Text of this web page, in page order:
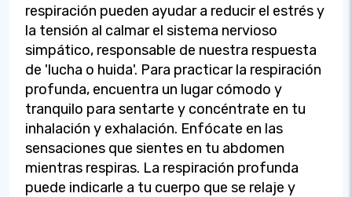
respiración pueden ayudar a reducir el estrés y
la tensión al calmar el sistema nervioso
simpático, responsable de nuestra respuesta
de 'lucha o huida'. Para practicar la respiración
profunda, encuentra un lugar cómodo y
tranquilo para sentarte y concéntrate en tu
inhalación y exhalación. Enfócate en las
sensaciones que sientes en tu abdomen
mientras respiras. La respiración profunda
puede indicarle a tu cuerpo que se relaje y